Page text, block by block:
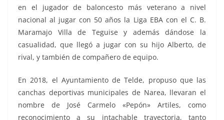
en el jugador de baloncesto más veterano a nivel
nacional al jugar con 50 años la Liga EBA con el C. B.
Maramajo Villa de Teguise y además dándose la
casualidad, que llegó a jugar con su hijo Alberto, de
rival, y también de compañero de equipo.
En 2018, el Ayuntamiento de Telde, propuso que las
canchas deportivas municipales de Narea, llevaran el
nombre de José Carmelo «Pepón» Artiles, como
reconocimiento a su intachable trayectoria, tanto